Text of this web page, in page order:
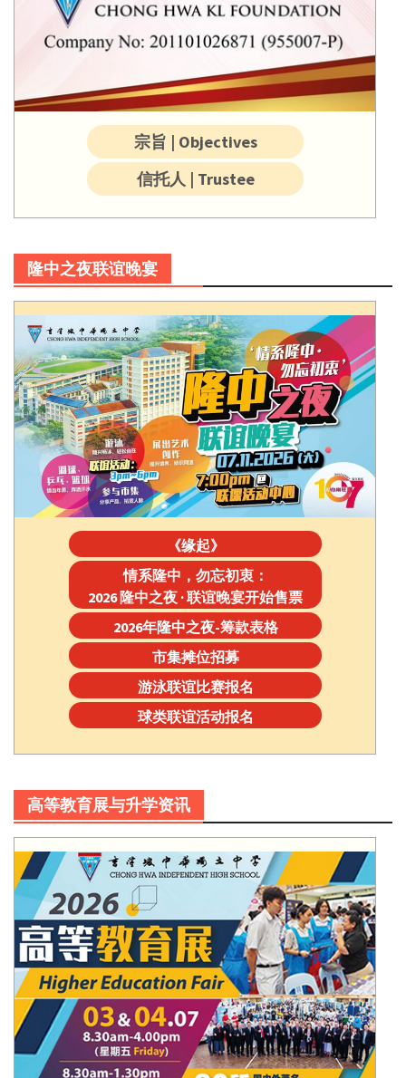
宗旨 | Objectives
信托人 | Trustee
隆中之夜联谊晚宴
《缘起》
情系隆中，勿忘初衷：
2026 隆中之夜 · 联谊晚宴开始售票
2026年隆中之夜-筹款表格
市集摊位招募
游泳联谊比赛报名
球类联谊活动报名
高等教育展与升学资讯